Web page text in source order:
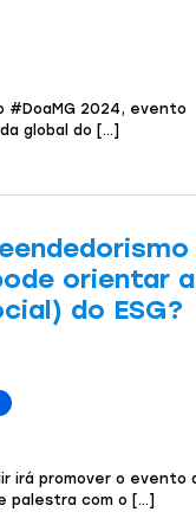
#DoaMG 2024, evento
global do […]
orientar a
do ESG?
irá promover o evento
palestra com o […]